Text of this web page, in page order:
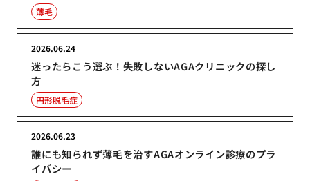
薄毛
迷ったらこう選ぶ！失敗しないAGAクリニックの探し
方
2026.06.24
円形脱毛症
誰にも知られず薄毛を治すAGAオンライン診療のプラ
イバシー
2026.06.23